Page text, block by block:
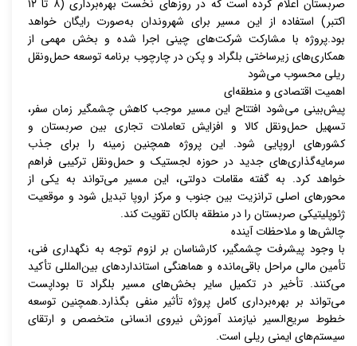
صربستان اعلام کرده است که در روزهای نخست بهره‌برداری (۸ تا ۱۲
اکتبر) استفاده از این مسیر برای شهروندان به‌صورت رایگان خواهد
بود.پروژه با مشارکت شرکت‌های چینی اجرا شده و بخش مهمی از
همکاری‌های زیرساختی بلگراد و پکن در چارچوب برنامه توسعه حمل‌ونقل
ریلی محسوب می‌شود
اهمیت اقتصادی و منطقه‌ای
پیش‌بینی می‌شود افتتاح این مسیر موجب کاهش چشمگیر زمان سفر،
تسهیل حمل‌ونقل کالا و افزایش تعاملات تجاری بین صربستان و
کشورهای اروپایی شود. این پروژه همچنین زمینه را برای جذب
سرمایه‌گذاری‌های جدید در حوزه لجستیک و حمل‌ونقل ترکیبی فراهم
خواهد کرد. به گفته مقامات دولتی، این مسیر می‌تواند به یکی از
محورهای اصلی ترانزیت بین جنوب و مرکز اروپا تبدیل شود و موقعیت
ژئوپلیتیکی صربستان را در منطقه بالکان تقویت کند.
چالش‌ها و ملاحظات آینده
با وجود پیشرفت چشمگیر، کارشناسان بر لزوم توجه به نگهداری فنی،
تأمین مالی مراحل باقی‌مانده و هماهنگی استانداردهای بین‌المللی تأکید
می‌کنند. تأخیر در تکمیل سایر بخش‌های مسیر بلگراد تا بوداپست
می‌تواند بر بهره‌برداری کامل پروژه تأثیر منفی بگذارد.همچنین توسعه
خطوط سریع‌السیر نیازمند آموزش نیروی انسانی متخصص و ارتقای
سیستم‌های ایمنی ریلی است.